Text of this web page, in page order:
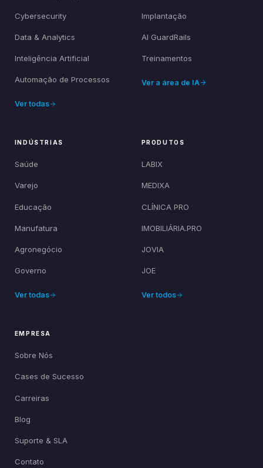
Cybersecurity
Data & Analytics
Inteligência Artificial
Automação de Processos
Ver todas
Implantação
AI GuardRails
Treinamentos
Ver a área de IA
INDÚSTRIAS
Saúde
Varejo
Educação
Manufatura
Agronegócio
Governo
Ver todas
PRODUTOS
LABIX
MEDIXA
CLÍNICA PRO
IMOBILIÁRIA.PRO
JOVIA
JOE
Ver todos
EMPRESA
Sobre Nós
Cases de Sucesso
Carreiras
Blog
Suporte & SLA
Contato